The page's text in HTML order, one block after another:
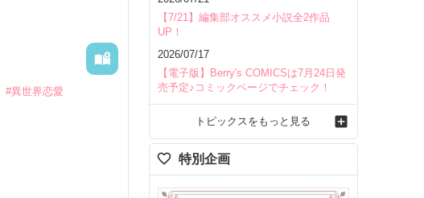
#異世界恋愛
【7/21】編集部オススメ小説全2作品
UP！
2026/07/17
【電子版】Berry's COMICSは7月24日発
売予定♪コミックページでチェック！
トピックスをもっと見る
特別企画